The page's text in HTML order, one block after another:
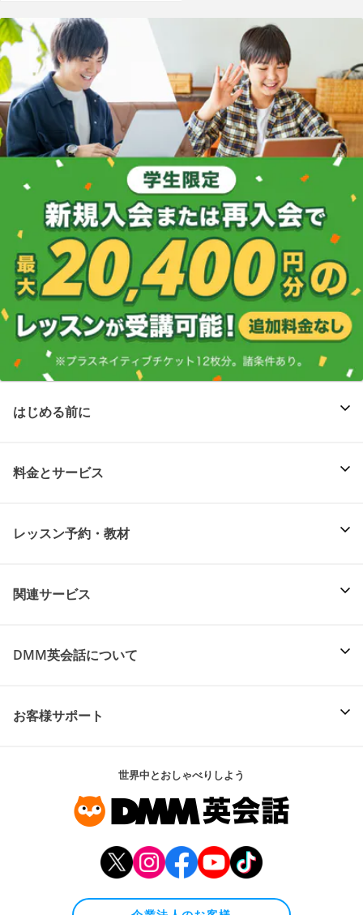
はじめる前に
料金とサービス
レッスン予約・教材
関連サービス
DMM英会話について
お客様サポート
世界中とおしゃべりしよう